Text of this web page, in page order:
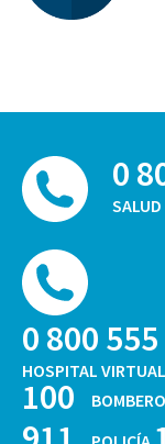
0
0 800
HOSPITAL
100